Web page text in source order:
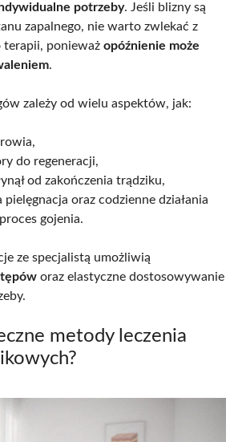
potrzeby. Jeśli blizny są
zapalnego, nie warto zwlekać z
terapii, ponieważ opóźnienie może
.
zależy od wielu aspektów, jak:
do regeneracji,
od zakończenia trądziku,
oraz codzienne działania
gojenia.
ze specjalistą umożliwią
oraz elastyczne dostosowywanie
metody leczenia